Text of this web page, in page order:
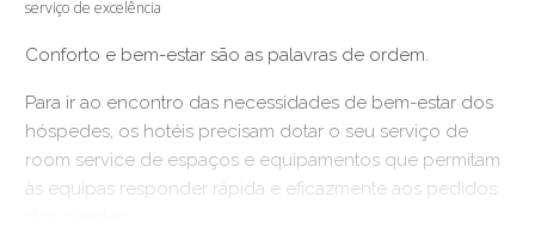
serviço de excelência
Conforto e bem-estar são as palavras de ordem.
Para ir ao encontro das necessidades de bem-estar dos
hóspedes, os hotéis precisam dotar o seu serviço de
room service de espaços e equipamentos que permitam
às equipas responder rápida e eficazmente aos pedidos